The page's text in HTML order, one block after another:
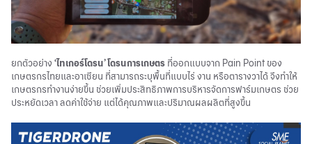
ยกตัวอย่าง ‘ไทเกอร์โดรน’ โดรนการเกษตร ที่ออกแบบจาก Pain Point ของ
เกษตรกรไทยและอาเซียน ที่สามารถระบุพื้นที่แบบไร่ งาน หรือตารางวาได้ จึงทำให้
เกษตรกรทำงานง่ายขึ้น ช่วยเพิ่มประสิทธิภาพการบริหารจัดการฟาร์มเกษตร ช่วย
ประหยัดเวลา ลดค่าใช้จ่าย แต่ได้คุณภาพและปริมาณผลผลิตที่สูงขึ้น